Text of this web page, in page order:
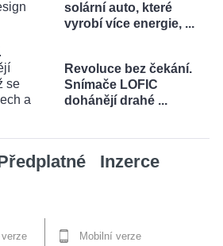
solární auto, které
vyrobí více energie, ...
Revoluce bez čekání.
Snímače LOFIC
dohánějí drahé ...
Inzerce
Mobilní verze